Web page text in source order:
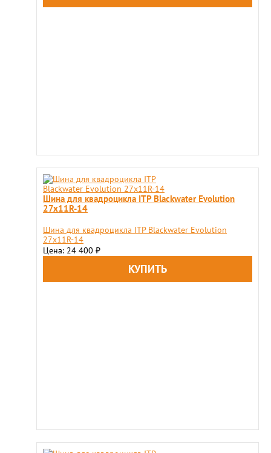
Шина для квадроцикла ITP Blackwater Evolution
27x11R-14
Шина для квадроцикла ITP Blackwater Evolution
27x11R-14
Цена: 24 400 ₽